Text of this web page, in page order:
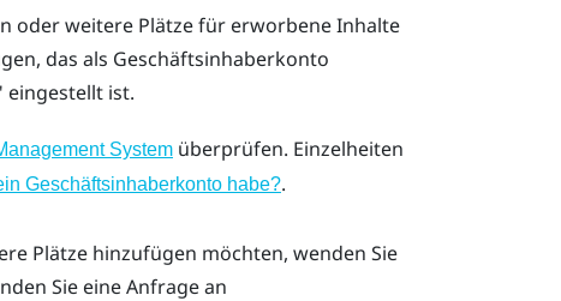
oder weitere Plätze für erworbene Inhalte
das als Geschäftsinhaberkonto
eingestellt ist.
Systemüberprüfen. Einzelheiten
Geschäftsinhaberkonto habe?.
Plätze hinzufügen möchten, wenden Sie
Sie eine Anfrage an